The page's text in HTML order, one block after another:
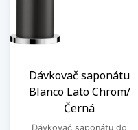
Dávkovač saponátu
Blanco Lato Chrom/
Černá
Dávkovač saponátu do